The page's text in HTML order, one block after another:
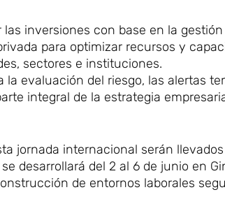
inversiones con base en la gestión
para optimizar recursos y
sectores e instituciones.
la evaluación del riesgo, las alertas
integral de la estrategia
jornada internacional serán
desarrollará del 2 al 6 de junio en
de entornos laborales